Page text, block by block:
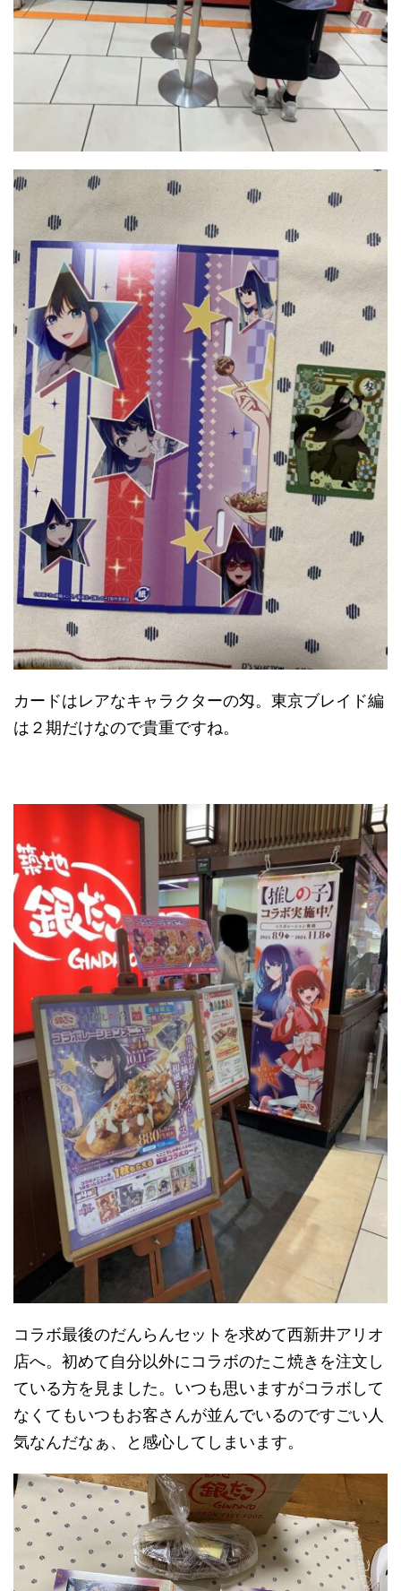
カードはレアなキャラクターの匁。東京ブレイド編
は２期だけなので貴重ですね。
コラボ最後のだんらんセットを求めて西新井アリオ
店へ。初めて自分以外にコラボのたこ焼きを注文し
ている方を見ました。いつも思いますがコラボして
なくてもいつもお客さんが並んでいるのですごい人
気なんだなぁ、と感心してしまいます。